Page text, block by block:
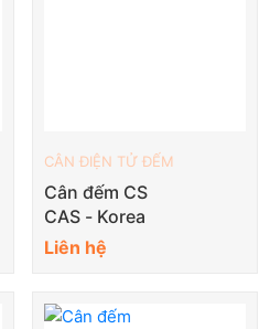
CÂN ĐIỆN TỬ ĐẾM
Cân đếm CS
CAS - Korea
Liên hệ